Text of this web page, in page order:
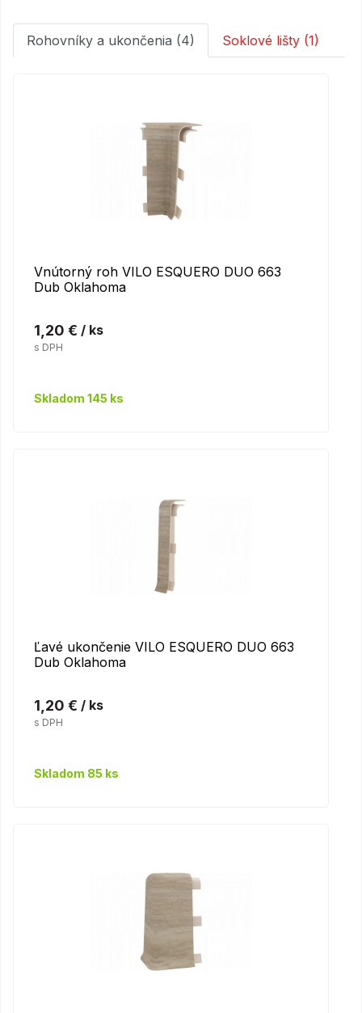
Rohovníky a ukončenia (4) Soklové lišty (1)
Vnútorný roh VILO ESQUERO DUO 663
Dub Oklahoma
1,20 € / ks
s DPH
Skladom 145 ks
Ľavé ukončenie VILO ESQUERO DUO 663
Dub Oklahoma
1,20 € / ks
s DPH
Skladom 85 ks